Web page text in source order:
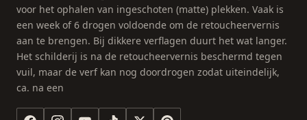
voor het ophalen van ingeschoten (matte) plekken. Vaak is
een week of 6 drogen voldoende om de retoucheervernis
aan te brengen. Bij dikkere verflagen duurt het wat langer.
Het schilderij is na de retoucheervernis beschermd tegen
vuil, maar de verf kan nog doordrogen zodat uiteindelijk,
ca. na een